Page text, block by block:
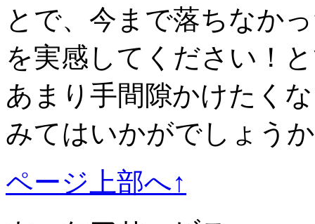
とで、今まで落ちなか
を実感してください！
あまり手間隙かけたく
みてはいかがでしょう
ページ上部へ↑